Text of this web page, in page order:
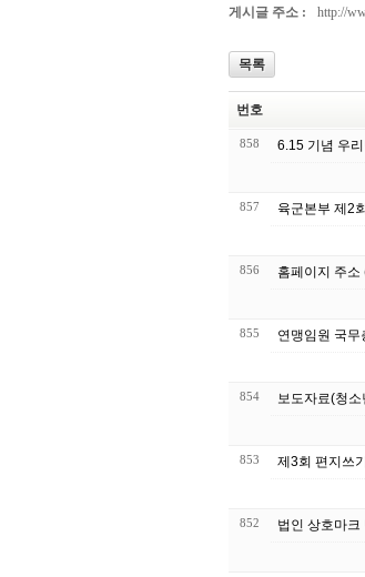
게시글 주소 :
http://
목록
번호
858 6.15 기념 우
857 육군본부 제2
856 홈페이지 주소
855 연맹임원 국
854 보도자료(청
853
852 법인 상호마